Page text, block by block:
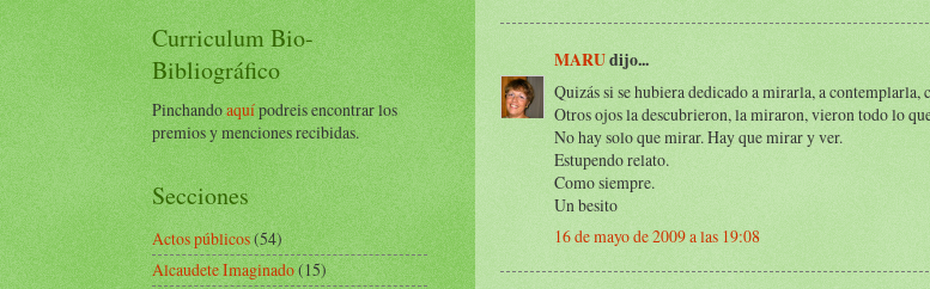
MARUdijo...
Quizás si se hubiera dedicado a mirarla, a contemplarla,
Otros ojos la descubrieron, la miraron, vieron todo lo
No hay solo que mirar. Hay que mirar y ver.
Estupendo relato.
Como siempre.
Un besito
16 de mayo de 2009 a las 19:08
Curriculum Bio-
Bibliográfico
Pinchandoaquípodreis encontrar los
premios y menciones recibidas.
Secciones
Actos públicos(54)
Alcaudete Imaginado(15)